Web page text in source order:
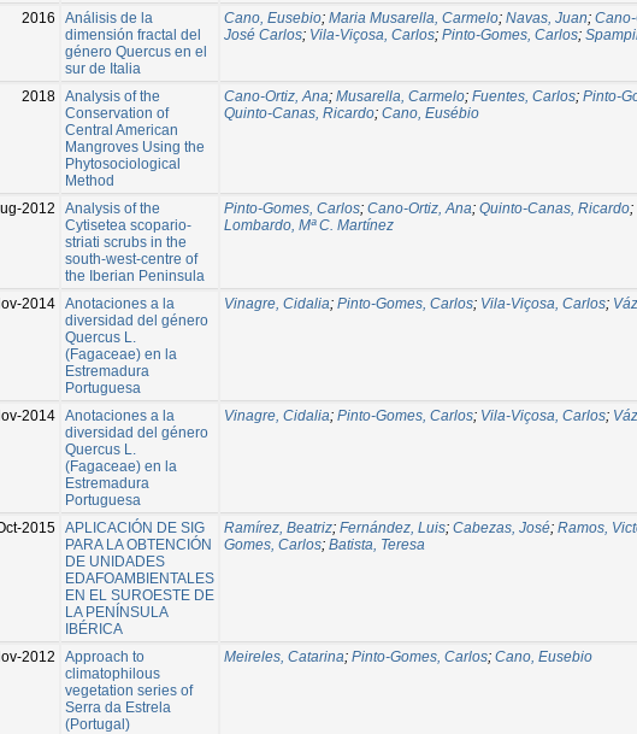
2016
Análisis de la
dimensión fractal del
género Quercus en el
sur de Italia
Cano, Eusebio; Maria Musarella, Carmelo; Navas, Juan;
José Carlos; Vila-Viçosa, Carlos; Pinto-Gomes, Carlos;
2018 Analysis of the
Conservation of
Central American
Mangroves Using the
Phytosociological
Method
Cano-Ortiz, Ana; Musarella, Carmelo; Fuentes, Carlos; Pinto-
Quinto-Canas, Ricardo; Cano, Eusébio
2012
Analysis of the
Cytisetea scopario-
striati scrubs in the
south-west-centre of
the Iberian Peninsula
Pinto-Gomes, Carlos; Cano-Ortiz, Ana; Quinto-Canas, Ricardo;
Lombardo, Mª C. Martínez
2014 Anotaciones a la
diversidad del género
Quercus L.
(Fagaceae) en la
Estremadura
Portuguesa
Vinagre, Cidalia; Pinto-Gomes, Carlos; Vila-Viçosa, Carlos;
2014 Anotaciones a la
diversidad del género
Quercus L.
(Fagaceae) en la
Estremadura
Portuguesa
Vinagre, Cidalia; Pinto-Gomes, Carlos; Vila-Viçosa, Carlos;
2015 APLICACIÓN DE SIG
PARA LA OBTENCIÓN
DE UNIDADES
EDAFOAMBIENTALES
EN EL SUROESTE DE
LA PENÍNSULA
IBÉRICA
Ramírez, Beatriz; Fernández, Luis; Cabezas, José; Ramos,
Gomes, Carlos; Batista, Teresa
2012
Approach to
climatophilous
vegetation series of
Serra da Estrela
(Portugal)
Meireles, Catarina; Pinto-Gomes, Carlos; Cano, Eusebio